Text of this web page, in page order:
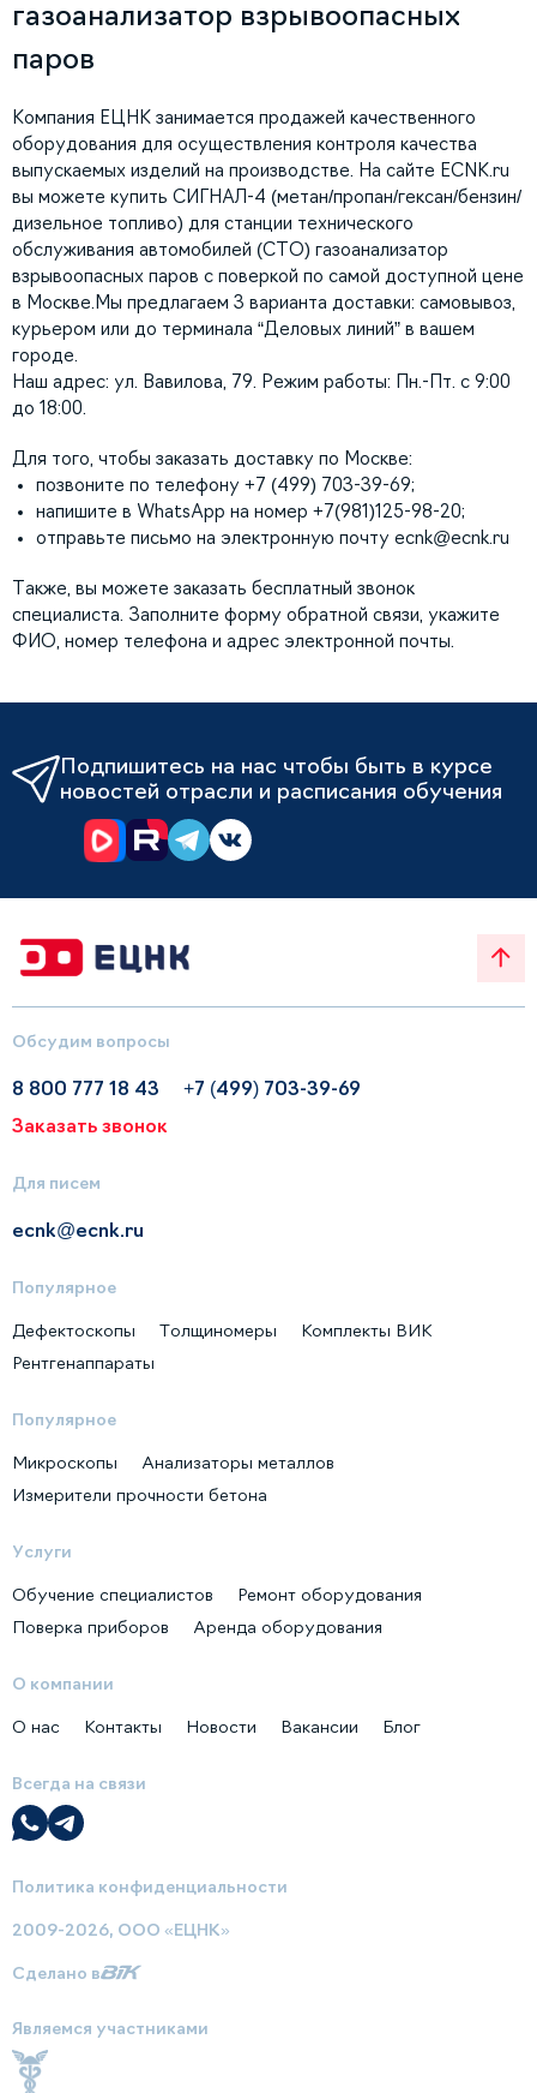
газоанализатор взрывоопасных
паров
Компания ЕЦНК занимается продажей качественного
оборудования для осуществления контроля качества
выпускаемых изделий на производстве. На сайте ECNK.ru
вы можете купить СИГНАЛ-4 (метан/пропан/гексан/бензин/
дизельное топливо) для станции технического
обслуживания автомобилей (СТО) газоанализатор
взрывоопасных паров с поверкой по самой доступной цене
в Москве.Мы предлагаем 3 варианта доставки: самовывоз,
курьером или до терминала “Деловых линий” в вашем
городе.
Наш адрес: ул. Вавилова, 79. Режим работы: Пн.-Пт. с 9:00
до 18:00.
Для того, чтобы заказать доставку по Москве:
позвоните по телефону +7 (499) 703-39-69;
напишите в WhatsApp на номер +7(981)125-98-20;
отправьте письмо на электронную почту ecnk@ecnk.ru
Также, вы можете заказать бесплатный звонок
специалиста. Заполните форму обратной связи, укажите
ФИО, номер телефона и адрес электронной почты.
Подпишитесь на нас чтобы быть в курсе
новостей отрасли и расписания обучения
Обсудим вопросы
8 800 777 18 43
+7 (499) 703-39-69
Заказать звонок
Для писем
ecnk@ecnk.ru
Популярное
Дефектоскопы Толщиномеры
Комплекты ВИК
Рентгенаппараты
Популярное
Микроскопы
Анализаторы металлов
Измерители прочности бетона
Услуги
Обучение специалистов
Ремонт оборудования
Поверка приборов
Аренда оборудования
О компании
О нас Контакты Новости Вакансии Блог
Всегда на связи
Политика конфиденциальности
2009-2026, ООО «ЕЦНК»
Сделано в
Являемся участниками